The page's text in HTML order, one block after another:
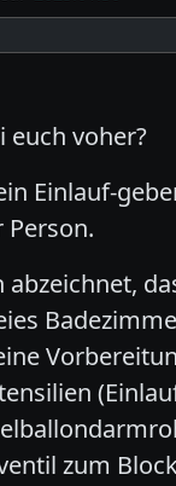
euch voher?
Einlauf-
abzeichnet,
zum